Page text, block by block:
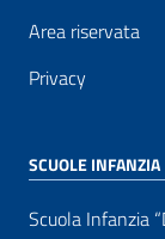
Area riservata
Privacy
SCUOLE INFANZIA
Scuola Infanzia